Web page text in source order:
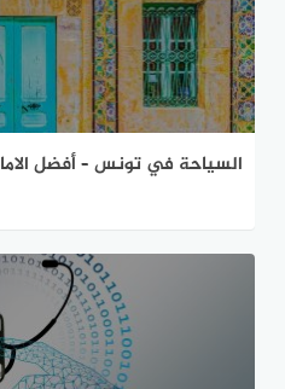
السياحة في تونس – أفضل